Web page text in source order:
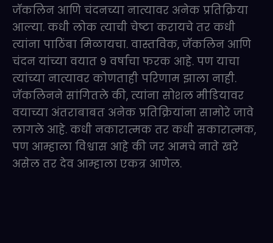
जॅकलिन आणि चंदनच्या नात्यावर अनेक प्रतिक्रिया
आल्या. कधी लोक त्याची चेष्टा करायचे तर कधी
त्यांना पाठिंबा मिळायचा. वास्तविक, जॅकलिन आणि
चंदन यांच्या वयात 9 वर्षांचा फरक आहे. पण याचा
त्यांच्या नात्यावर कोणताही परिणाम झाला नाही.
जॅकलिनने सांगितले की, त्यांना सोशल मीडियावर
वयाच्या अंतराबाबत अनेक प्रतिक्रियांना सामोरे जावे
लागले आहे. कधी नकारात्मक तर कधी सकारात्मक,
पण आम्हाला विश्वास आहे की जर आमचे नाते खरे
असेल तर देव आम्हाला एकत्र आणेल.